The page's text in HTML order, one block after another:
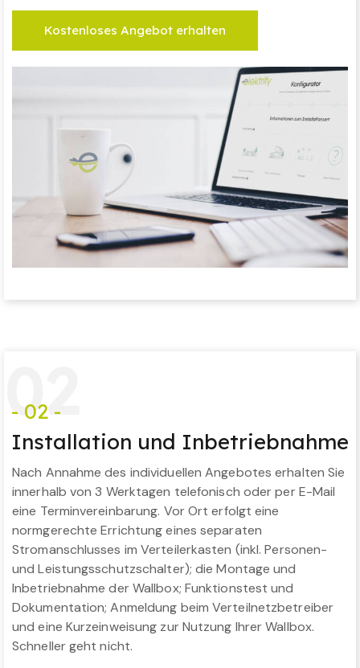
Kostenloses Angebot erhalten
02
- 02 -
Installation und Inbetriebnahme
Nach Annahme des individuellen Angebotes erhalten Sie
innerhalb von 3 Werktagen telefonisch oder per E-Mail
eine Terminvereinbarung. Vor Ort erfolgt eine
normgerechte Errichtung eines separaten
Stromanschlusses im Verteilerkasten (inkl. Personen-
und Leistungsschutzschalter); die Montage und
Inbetriebnahme der Wallbox; Funktionstest und
Dokumentation; Anmeldung beim Verteilnetzbetreiber
und eine Kurzeinweisung zur Nutzung Ihrer Wallbox.
Schneller geht nicht.